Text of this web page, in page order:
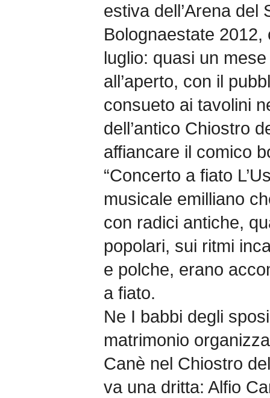
estiva dell’Arena del
Bolognaestate
luglio: quasi un
all’aperto, con il
consueto ai tavolini
dell’antico Chiostro
affiancare il comico
“Concerto a fiato
musicale emilliano
con radici antiche,
popolari, sui ritmi
e polche, erano
a fiato.
Ne I babbi degli
matrimonio
Canè nel Chiostro
va una dritta: Alfio